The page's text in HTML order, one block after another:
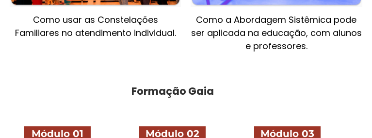
Como usar as Constelações
Familiares no atendimento individual.
Como a Abordagem Sistêmica pode
ser aplicada na educação, com alunos
e professores.
Formação Gaia
Módulo 01 Módulo 02 Módulo 03